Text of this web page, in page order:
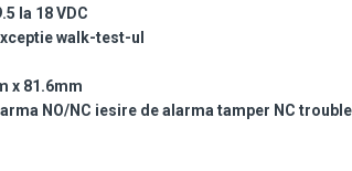
la 18 VDC
walk-test-ul
x 81.6mm
NO/NC iesire de alarma tamper NC trouble